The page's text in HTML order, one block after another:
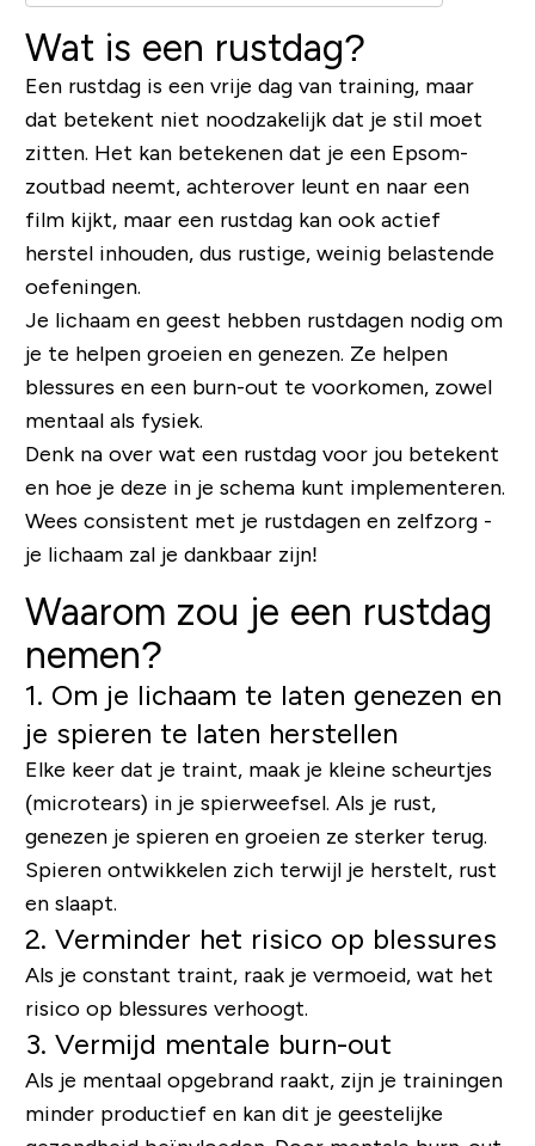
Wat is een rustdag?
Een rustdag is een vrije dag van training, maar
dat betekent niet noodzakelijk dat je stil moet
zitten. Het kan betekenen dat je een Epsom-
zoutbad neemt, achterover leunt en naar een
film kijkt, maar een rustdag kan ook actief
herstel inhouden, dus rustige, weinig belastende
oefeningen.
Je lichaam en geest hebben rustdagen nodig om
je te helpen groeien en genezen. Ze helpen
blessures en een burn-out te voorkomen, zowel
mentaal als fysiek.
Denk na over wat een rustdag voor jou betekent
en hoe je deze in je schema kunt implementeren.
Wees consistent met je rustdagen en zelfzorg -
je lichaam zal je dankbaar zijn!
Waarom zou je een rustdag
nemen?
1. Om je lichaam te laten genezen en
je spieren te laten herstellen
Elke keer dat je traint, maak je kleine scheurtjes
(microtears) in je spierweefsel. Als je rust,
genezen je spieren en groeien ze sterker terug.
Spieren ontwikkelen zich terwijl je herstelt, rust
en slaapt.
2. Verminder het risico op blessures
Als je constant traint, raak je vermoeid, wat het
risico op blessures verhoogt.
3. Vermijd mentale burn-out
Als je mentaal opgebrand raakt, zijn je trainingen
minder productief en kan dit je geestelijke